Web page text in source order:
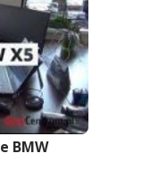
BMW